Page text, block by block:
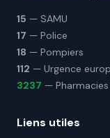
15 — SAMU
17 — Police
18 — Pompiers
112 — Urgence
3237 —
Liens utiles